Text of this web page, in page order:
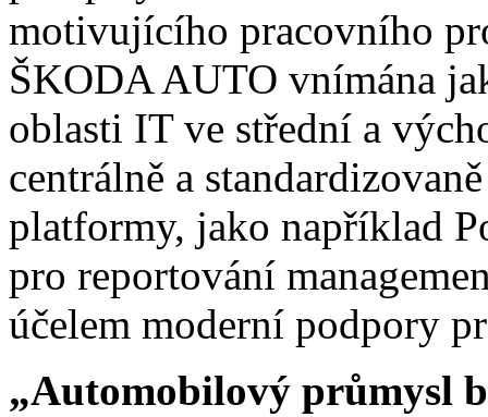
motivujícího pracovního
ŠKODA AUTO vnímána
oblasti IT ve střední a
centrálně a
platformy, jako například
pro reportování
účelem moderní podpory
„Automobilový průmysl